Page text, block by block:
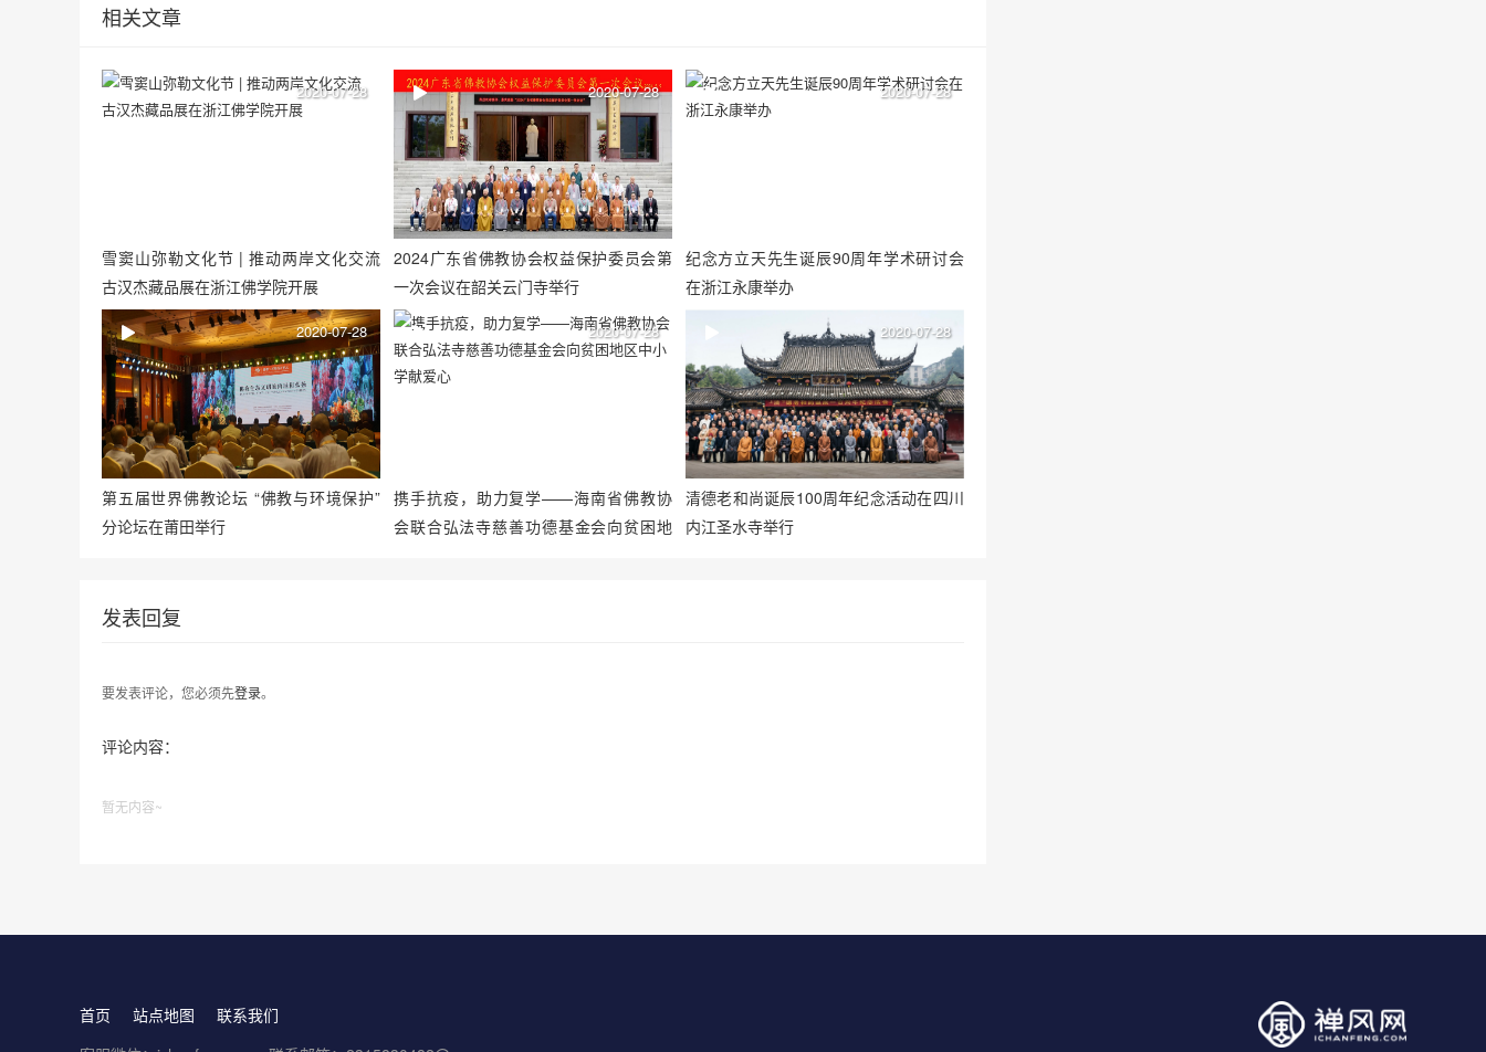
相关文章
雪窦山弥勒文化节 | 推动两岸文化交流
古汉杰藏品展在浙江佛学院开展
2020-07-28
2024广东省佛教协会权益保护委员会第
一次会议在韶关云门寺举行
2020-07-28
纪念方立天先生诞辰90周年学术研讨会
在浙江永康举办
2020-07-28
第五届世界佛教论坛 “佛教与环境保护”
分论坛在莆田举行
2020-07-28
携手抗疫，助力复学——海南省佛教协
会联合弘法寺慈善功德基金会向贫困地
2020-07-28
清德老和尚诞辰100周年纪念活动在四川
内江圣水寺举行
2020-07-28
发表回复
要发表评论，您必须先登录。
评论内容：
暂无内容~
首页 站点地图
联系我们